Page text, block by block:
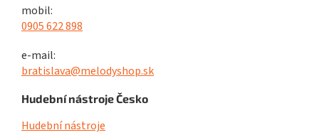
mobil:
0905 622 898
e-mail:
bratislava@melodyshop.sk
Hudební nástroje Česko
Hudební nástroje